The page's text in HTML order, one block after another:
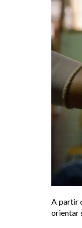
A partir
orientar